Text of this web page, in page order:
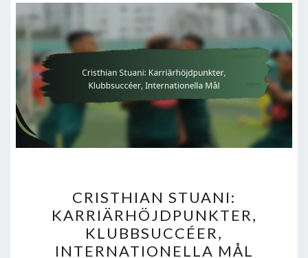
STUANI:
KARRIÄRHÖJDPUNKTER,
KLUBBSUCCÉER,
CRISTHIAN STUANI:
KARRIÄRHÖJDPUNKTER,
KLUBBSUCCÉER,
INTERNATIONELLA MÅL